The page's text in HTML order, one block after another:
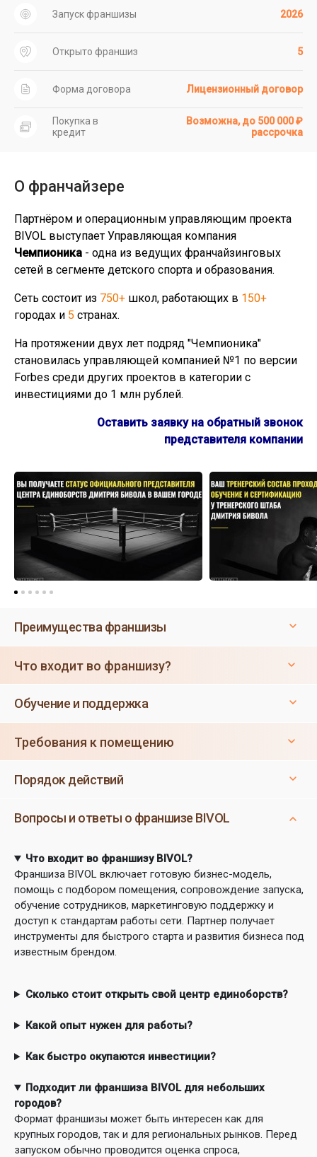
Запуск франшизы 2026
Открыто франшиз 5
Форма договора Лицензионный договор
Покупка в
кредит
Возможна, до 500 000 ₽
рассрочка
О франчайзере
Партнёром и операционным управляющим проекта
BIVOL выступает Управляющая компания
Чемпионика - одна из ведущих франчайзинговых
сетей в сегменте детского спорта и образования.
Сеть состоит из 750+ школ, работающих в 150+
городах и 5 странах.
На протяжении двух лет подряд "Чемпионика"
становилась управляющей компанией №1 по версии
Forbes среди других проектов в категории с
инвестициями до 1 млн рублей.
Оставить заявку на обратный звонок
представителя компании
Преимущества франшизы
Что входит во франшизу?
Обучение и поддержка
Требования к помещению
Порядок действий
Вопросы и ответы о франшизе BIVOL
Что входит во франшизу BIVOL?
Франшиза BIVOL включает готовую бизнес-модель,
помощь с подбором помещения, сопровождение запуска,
обучение сотрудников, маркетинговую поддержку и
доступ к стандартам работы сети. Партнер получает
инструменты для быстрого старта и развития бизнеса под
известным брендом.
Сколько стоит открыть свой центр единоборств?
Какой опыт нужен для работы?
Как быстро окупаются инвестиции?
Подходит ли франшиза BIVOL для небольших
городов?
Формат франшизы может быть интересен как для
крупных городов, так и для региональных рынков. Перед
запуском обычно проводится оценка спроса,